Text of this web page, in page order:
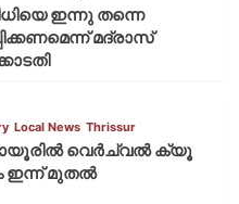
ഇന്നു തന്നെ
മദ്രാസ്
Local News Thrissur
വെര്‍ച്വല്‍ ക്യൂ
ഇന്ന് മുതല്‍